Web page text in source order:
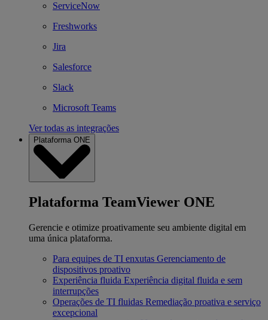
ServiceNow
Freshworks
Jira
Salesforce
Slack
Microsoft Teams
Ver todas as integrações
Plataforma ONE
Plataforma TeamViewer ONE
Gerencie e otimize proativamente seu ambiente digital em
uma única plataforma.
Para equipes de TI enxutas Gerenciamento de
dispositivos proativo
Experiência fluida Experiência digital fluida e sem
interrupções
Operações de TI fluidas Remediação proativa e serviço
excepcional